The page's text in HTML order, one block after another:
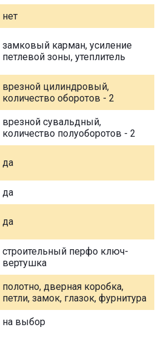
нет
замковый карман, усиление
петлевой зоны, утеплитель
врезной цилиндровый,
количество оборотов - 2
врезной сувальдный,
количество полуоборотов - 2
да
да
да
строительный перфо ключ-
вертушка
полотно, дверная коробка,
петли, замок, глазок, фурнитура
на выбор